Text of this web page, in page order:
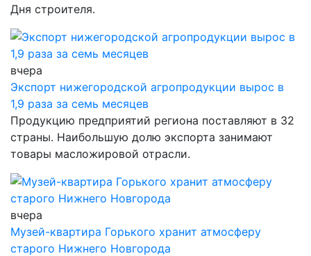
Дня строителя.
вчера
Экспорт нижегородской агропродукции вырос в
1,9 раза за семь месяцев
Продукцию предприятий региона поставляют в 32
страны. Наибольшую долю экспорта занимают
товары масложировой отрасли.
вчера
Музей-квартира Горького хранит атмосферу
старого Нижнего Новгорода